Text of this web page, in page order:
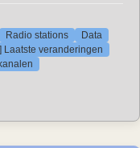
Radio stations
Data
Laatste veranderingen